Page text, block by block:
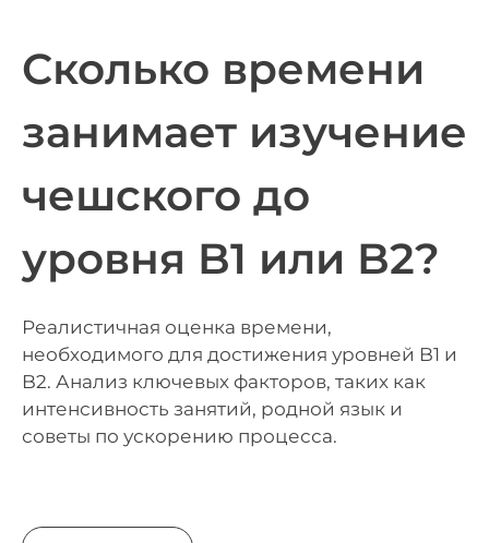
Сколько времени
занимает изучение
чешского до
уровня B1 или B2?
Реалистичная оценка времени,
необходимого для достижения уровней B1 и
B2. Анализ ключевых факторов, таких как
интенсивность занятий, родной язык и
советы по ускорению процесса.